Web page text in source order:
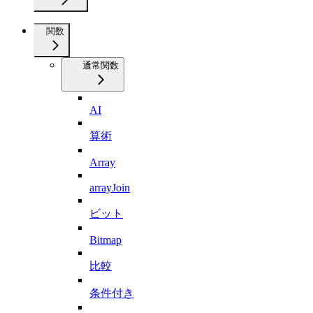
関数
通常関数
AI
算術
Array
arrayJoin
ビット
Bitmap
比較
条件付き